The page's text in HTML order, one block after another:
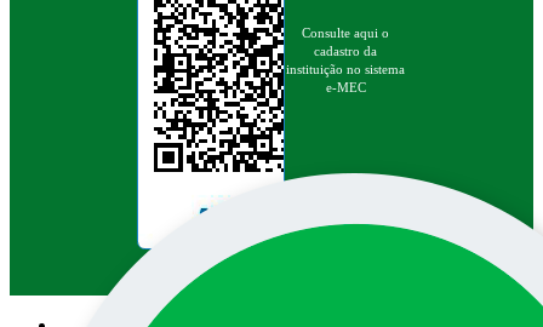
Consulte aqui o
cadastro da
instituição no sistema
e-MEC
Pesquisa no site: